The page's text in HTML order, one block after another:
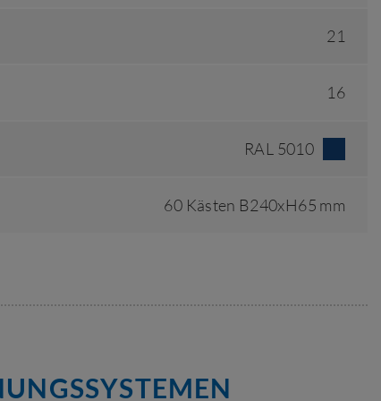
21
16
RAL 5010
60 Kästen B240xH65 mm